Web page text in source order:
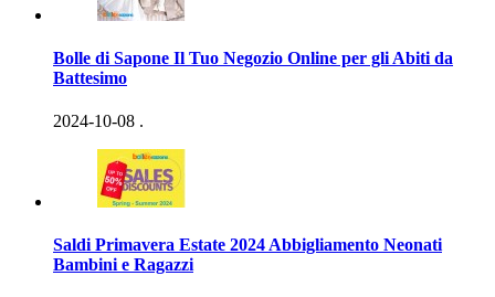
Bolle di Sapone Il Tuo Negozio Online per gli Abiti da
Battesimo
2024-10-08 .
Saldi Primavera Estate 2024 Abbigliamento Neonati
Bambini e Ragazzi